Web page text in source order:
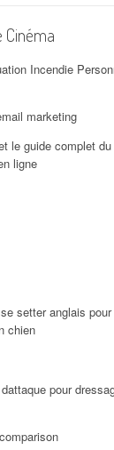
Cinéma
Incendie
marketing
le guide complet
ligne
setter anglais pour
chien
pour